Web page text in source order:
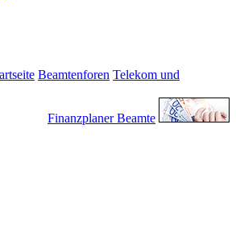
Beamtenforen Telekom und
Finanzplaner Beamte